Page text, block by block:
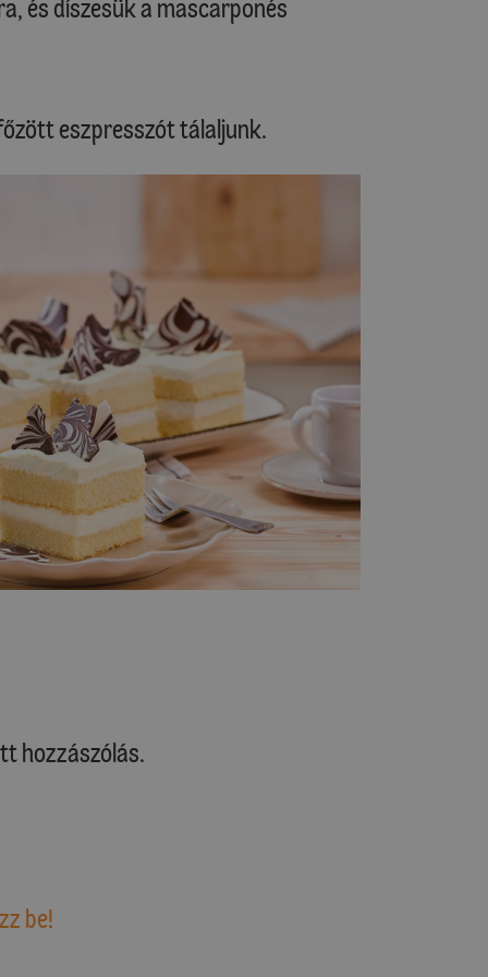
és díszesük a mascarponés
eszpresszót tálaljunk.
hozzászólás.
be!